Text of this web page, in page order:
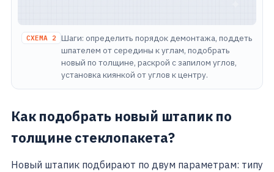
СХЕМА 2 Шаги: определить порядок демонтажа, поддеть
шпателем от середины к углам, подобрать
новый по толщине, раскрой с запилом углов,
установка киянкой от углов к центру.
Как подобрать новый штапик по
толщине стеклопакета?
Новый штапик подбирают по двум параметрам: типу